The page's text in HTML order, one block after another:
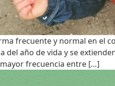
frecuente y normal en
del año de vida y se
frecuencia entre […]